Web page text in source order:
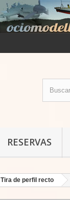
RESERVAS
Tira de perfil recto